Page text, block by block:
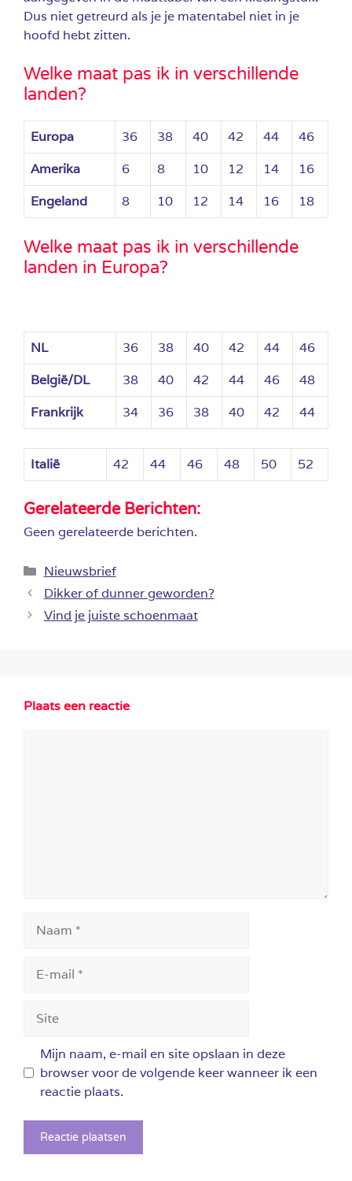
Dus niet getreurd als je je matentabel niet in je
hoofd hebt zitten.
Welke maat pas ik in verschillende
landen?
Europa 36 38 40 42 44
46
Amerika
6 8 10 12 14
16
Engeland
8 10 12 14 16 18
Welke maat pas ik in verschillende
landen in Europa?
NL 36 38 40 42 44
46
België/DL
38 40 42 44 46
48
Frankrijk
34 36 38 40 42 44
Italië 42 44 46 48 50 52
Gerelateerde Berichten:
Geen gerelateerde berichten.
Categorieën
Nieuwsbrief
Dikker of dunner geworden?
Vind je juiste schoenmaat
Plaats een reactie
mail
Mijn naam, e-mail en site opslaan in deze
browser voor de volgende keer wanneer ik een
reactie plaats.